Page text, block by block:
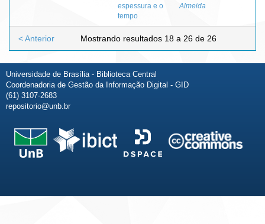
espessura e o
tempo
Almeida
Mostrando resultados 18 a 26 de 26
< Anterior
Universidade de Brasília - Biblioteca Central
Coordenadoria de Gestão da Informação Digital - GID
(61) 3107-2683
repositorio@unb.br